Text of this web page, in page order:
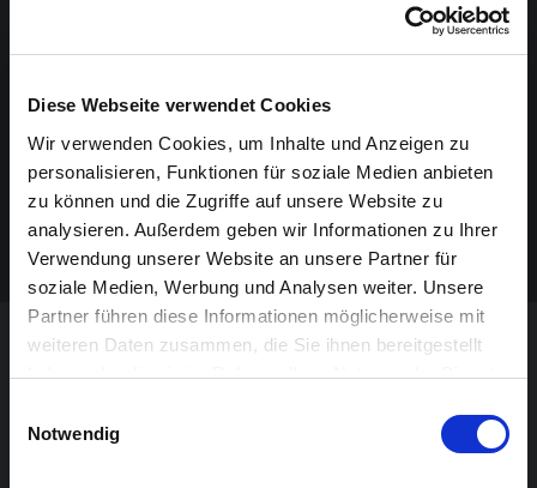
Diese Webseite verwendet Cookies
Wir verwenden Cookies, um Inhalte und Anzeigen zu
personalisieren, Funktionen für soziale Medien anbieten
zu können und die Zugriffe auf unsere Website zu
analysieren. Außerdem geben wir Informationen zu Ihrer
Verwendung unserer Website an unsere Partner für
soziale Medien, Werbung und Analysen weiter. Unsere
Partner führen diese Informationen möglicherweise mit
weiteren Daten zusammen, die Sie ihnen bereitgestellt
haben oder die sie im Rahmen Ihrer Nutzung der Dienste
Notwendig
VERANSTALTUNG VERPASST?
JETZT UNSEREN NEWSLETTER ABONNIEREN